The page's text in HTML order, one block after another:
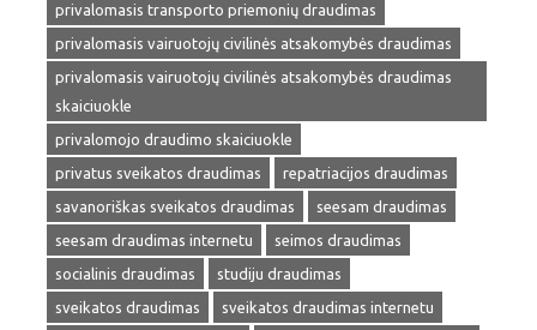
privalomasis transporto priemonių draudimas
privalomasis vairuotojų civilinės atsakomybės draudimas
privalomasis vairuotojų civilinės atsakomybės draudimas
skaiciuokle
privalomojo draudimo skaiciuokle
privatus sveikatos draudimas
repatriacijos draudimas
savanoriškas sveikatos draudimas
seesam draudimas
seesam draudimas internetu
seimos draudimas
socialinis draudimas
studiju draudimas
sveikatos draudimas
sveikatos draudimas internetu